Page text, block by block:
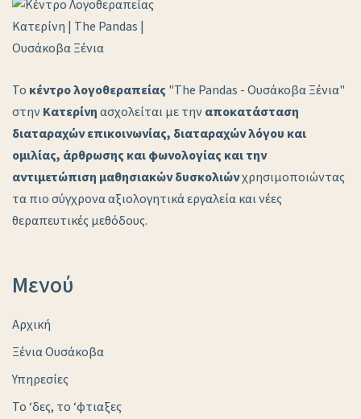
Το κέντρο λογοθεραπείας "The Pandas - Ουσάκοβα Ξένια"
στηνΚατερίνηασχολείται με τηναποκατάσταση
διαταραχών επικοινωνίας, διαταραχών λόγου και
ομιλίας, άρθρωσης και φωνολογίας και την
αντιμετώπιση μαθησιακών δυσκολιώνχρησιμοποιώντας
τα πιο σύγχρονα αξιολογητικά εργαλεία και νέες
θεραπευτικές μεθόδους.
Μενού
Αρχική
Ξένια Ουσάκοβα
Υπηρεσίες
Το ‘δες, το ‘φτιαξες